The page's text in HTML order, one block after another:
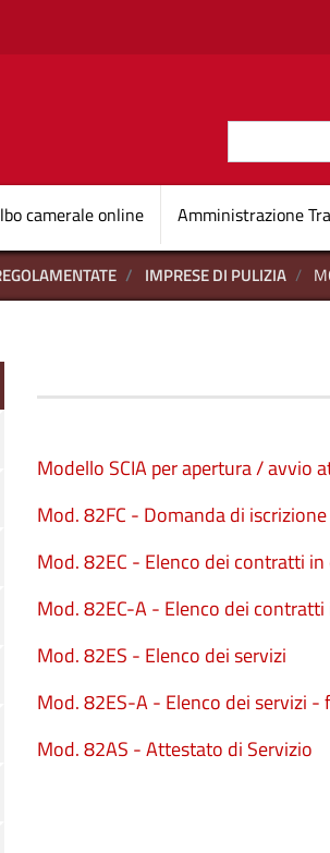
D'ITALIA
camerale online Amministrazione
IMPRESE DI PULIZIA
Modello SCIA per apertura / avvio
Mod. 82FC - Domanda di
Mod. 82EC - Elenco dei contratti in
Mod. 82EC-A - Elenco dei
Mod. 82ES - Elenco dei servizi
Mod. 82ES-A - Elenco dei servizi
Mod. 82AS - Attestato di Servizio